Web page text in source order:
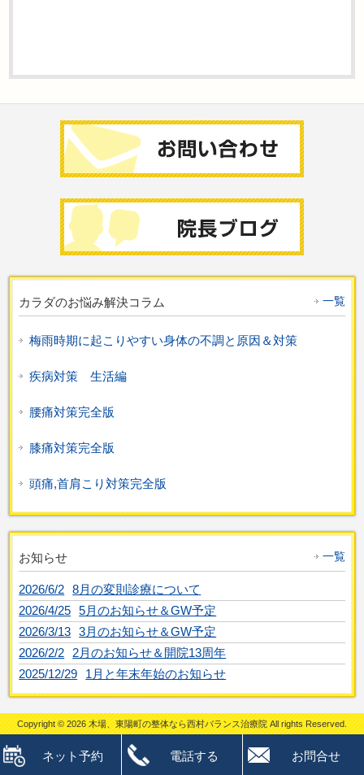
ネット予約 電話する お問合せ
カラダのお悩み解決コラム 一覧
梅雨時期に起こりやすい身体の不調と原因＆対策
疾病対策 生活編
腰痛対策完全版
膝痛対策完全版
頭痛,首肩こり対策完全版
お知らせ 一覧
2026/6/2
8月の変則診療について
2026/4/25
5月のお知らせ＆GW予定
2026/3/13
3月のお知らせ＆GW予定
2026/2/2
2月のお知らせ＆開院13周年
2025/12/29
1月と年末年始のお知らせ
Copyright © 2026 木場、東陽町の整体なら西村バランス治療院 All rights Reserved.